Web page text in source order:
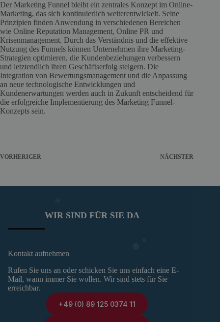
Der Marketing Funnel bleibt ein zentrales Konzept im Online-
Marketing, das sich kontinuierlich weiterentwickelt. Seine
Prinzipien finden Anwendung in verschiedenen Bereichen
wie Online Reputation Management, Online PR und
Krisenmanagement. Durch das Verständnis und die effektive
Nutzung des Funnels können Unternehmen ihre Marketing-
Strategien optimieren, die Kundenbeziehungen verbessern
und letztendlich ihren Geschäftserfolg steigern. Die
Integration von Bewertungsmanagement und die Anpassung
an neue technologische Entwicklungen und
Kundenerwartungen werden auch in Zukunft entscheidend für
die erfolgreiche Implementierung des Marketing Funnel-
Konzepts sein.
VORHERIGER NÄCHSTER
WIR SIND FÜR SIE DA
Kontakt aufnehmen
Rufen Sie uns an oder schicken Sie uns einfach eine E-
Mail, wann immer Sie wollen. Wir sind stets für Sie
erreichbar.
+49 (0) 89 125 0374 11